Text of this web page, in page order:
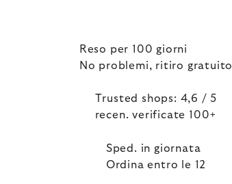
Reso per 100 giorni
No problemi, ritiro gratuito
Trusted shops: 4,6 / 5
recen. verificate 100+
Sped. in giornata
Ordina entro le 12